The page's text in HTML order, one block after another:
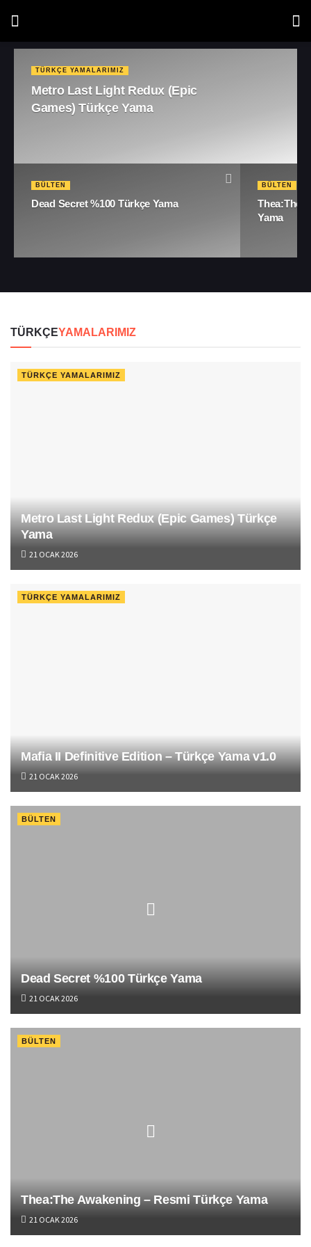
TÜRKÇE YAMALARIMIZ
Metro Last Light Redux (Epic Games)
Türkçe Yama
BÜLTEN
Dead Secret %100 Türkçe Yama
BÜLTEN
Thea:The
Yama
TÜRKÇEYAMALARIMIZ
TÜRKÇE YAMALARIMIZ
Metro Last Light Redux (Epic Games) Türkçe Yama
21 OCAK 2026
TÜRKÇE YAMALARIMIZ
Mafia II Definitive Edition – Türkçe Yama v1.0
21 OCAK 2026
BÜLTEN
Dead Secret %100 Türkçe Yama
21 OCAK 2026
BÜLTEN
Thea:The Awakening – Resmi Türkçe Yama
21 OCAK 2026